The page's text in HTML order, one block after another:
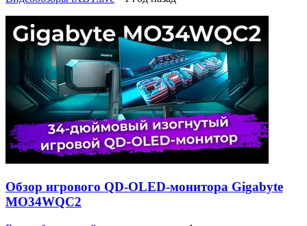
Обзор игрового QD-OLED-монитора Gigabyte
MO34WQC2